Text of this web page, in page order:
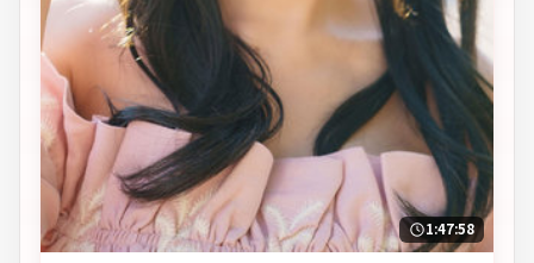
1:47:58